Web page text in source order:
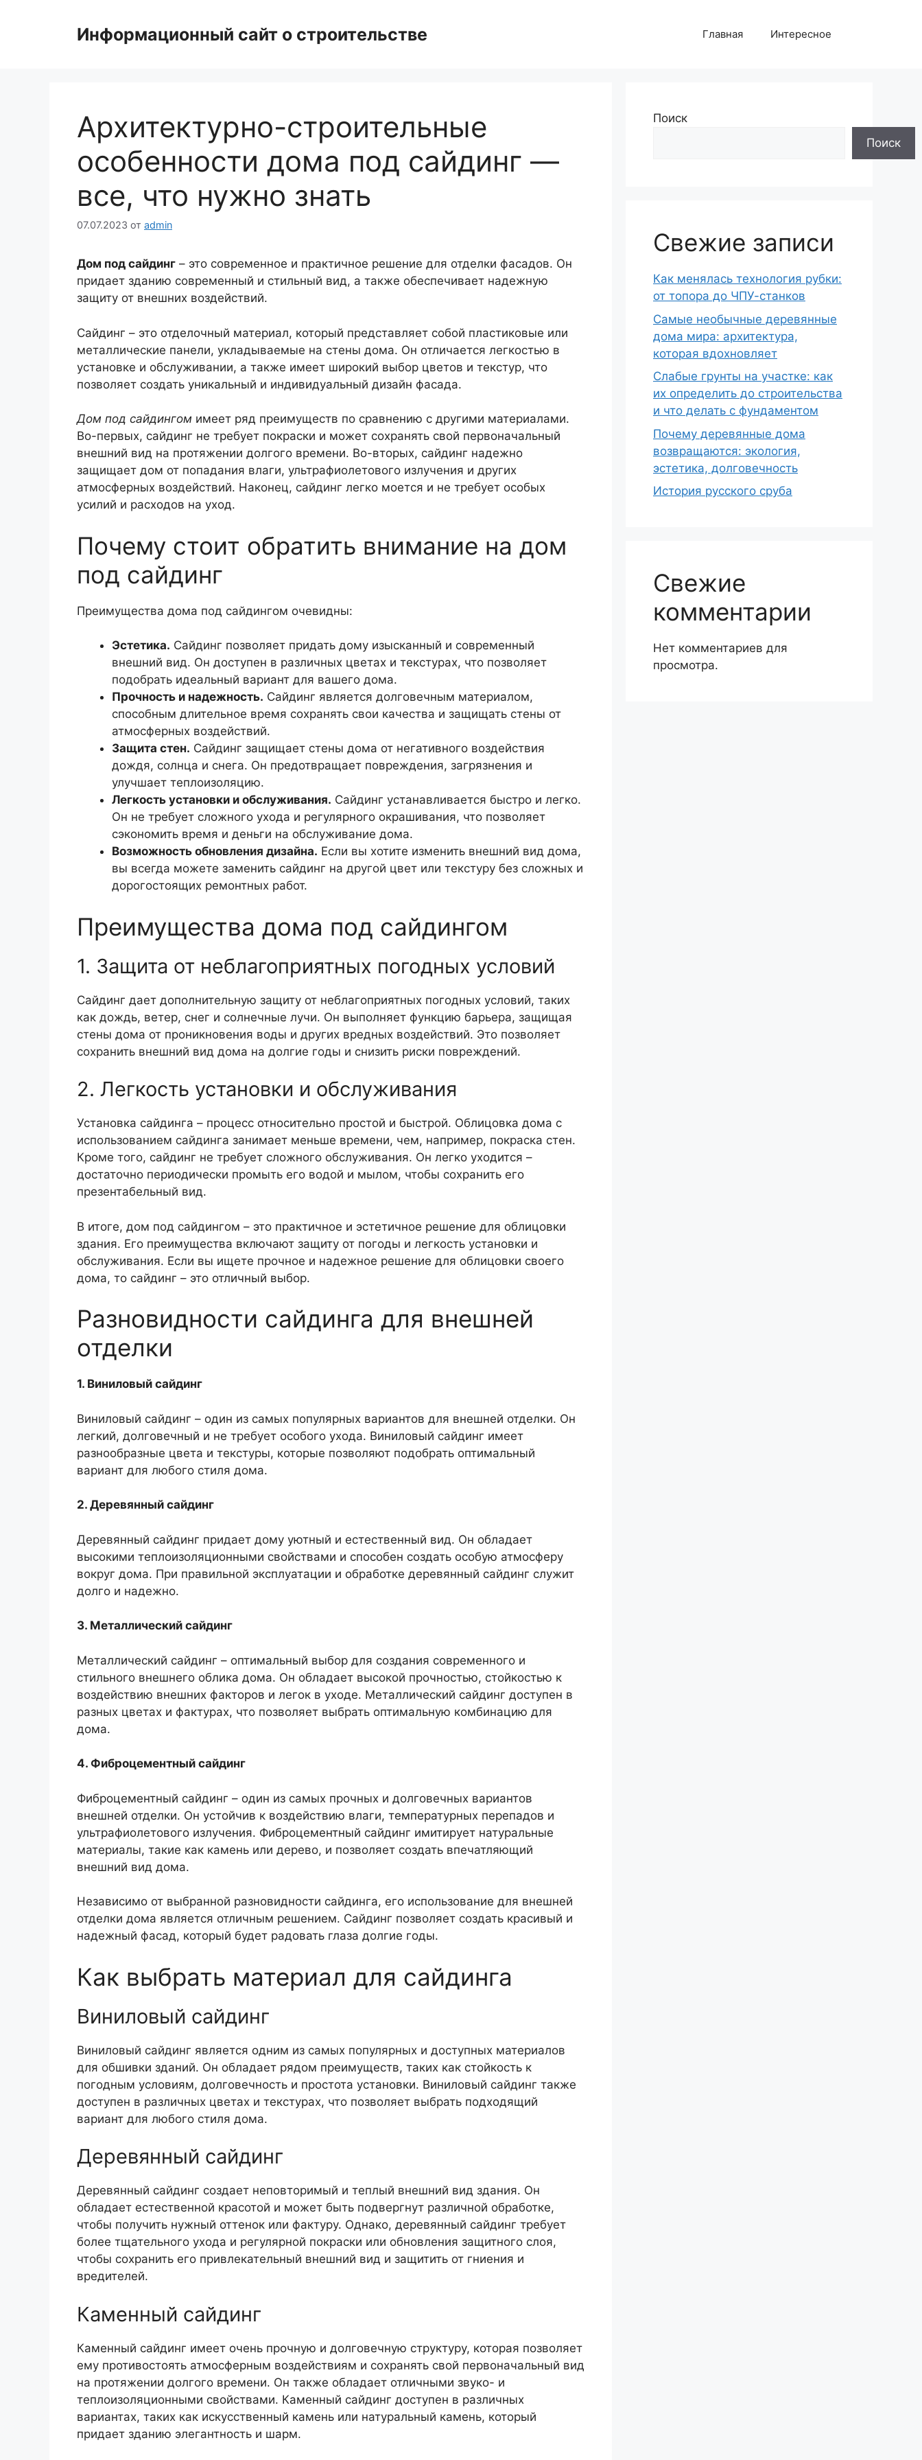
содержимомуИнформационный сайт о строительстве Главная Интересное
Архитектурно-строительные
особенности дома под сайдинг —
все, что нужно знать
07.07.2023 от admin
Дом под сайдинг – это современное и практичное решение для отделки фасадов. Он
придает зданию современный и стильный вид, а также обеспечивает надежную
защиту от внешних воздействий.
Сайдинг – это отделочный материал, который представляет собой пластиковые или
металлические панели, укладываемые на стены дома. Он отличается легкостью в
установке и обслуживании, а также имеет широкий выбор цветов и текстур, что
позволяет создать уникальный и индивидуальный дизайн фасада.
Дом под сайдингом имеет ряд преимуществ по сравнению с другими материалами.
Во-первых, сайдинг не требует покраски и может сохранять свой первоначальный
внешний вид на протяжении долгого времени. Во-вторых, сайдинг надежно
защищает дом от попадания влаги, ультрафиолетового излучения и других
атмосферных воздействий. Наконец, сайдинг легко моется и не требует особых
усилий и расходов на уход.
Почему стоит обратить внимание на дом
под сайдинг
Преимущества дома под сайдингом очевидны:
Эстетика. Сайдинг позволяет придать дому изысканный и современный
внешний вид. Он доступен в различных цветах и текстурах, что позволяет
подобрать идеальный вариант для вашего дома.
Прочность и надежность. Сайдинг является долговечным материалом,
способным длительное время сохранять свои качества и защищать стены от
атмосферных воздействий.
Защита стен. Сайдинг защищает стены дома от негативного воздействия
дождя, солнца и снега. Он предотвращает повреждения, загрязнения и
улучшает теплоизоляцию.
Легкость установки и обслуживания. Сайдинг устанавливается быстро и легко.
Он не требует сложного ухода и регулярного окрашивания, что позволяет
сэкономить время и деньги на обслуживание дома.
Возможность обновления дизайна. Если вы хотите изменить внешний вид дома,
вы всегда можете заменить сайдинг на другой цвет или текстуру без сложных и
дорогостоящих ремонтных работ.
Преимущества дома под сайдингом
1. Защита от неблагоприятных погодных условий
Сайдинг дает дополнительную защиту от неблагоприятных погодных условий, таких
как дождь, ветер, снег и солнечные лучи. Он выполняет функцию барьера, защищая
стены дома от проникновения воды и других вредных воздействий. Это позволяет
сохранить внешний вид дома на долгие годы и снизить риски повреждений.
2. Легкость установки и обслуживания
Установка сайдинга – процесс относительно простой и быстрой. Облицовка дома с
использованием сайдинга занимает меньше времени, чем, например, покраска стен.
Кроме того, сайдинг не требует сложного обслуживания. Он легко уходится –
достаточно периодически промыть его водой и мылом, чтобы сохранить его
презентабельный вид.
В итоге, дом под сайдингом – это практичное и эстетичное решение для облицовки
здания. Его преимущества включают защиту от погоды и легкость установки и
обслуживания. Если вы ищете прочное и надежное решение для облицовки своего
дома, то сайдинг – это отличный выбор.
Разновидности сайдинга для внешней
отделки
1. Виниловый сайдинг
Виниловый сайдинг – один из самых популярных вариантов для внешней отделки. Он
легкий, долговечный и не требует особого ухода. Виниловый сайдинг имеет
разнообразные цвета и текстуры, которые позволяют подобрать оптимальный
вариант для любого стиля дома.
2. Деревянный сайдинг
Деревянный сайдинг придает дому уютный и естественный вид. Он обладает
высокими теплоизоляционными свойствами и способен создать особую атмосферу
вокруг дома. При правильной эксплуатации и обработке деревянный сайдинг служит
долго и надежно.
3. Металлический сайдинг
Металлический сайдинг – оптимальный выбор для создания современного и
стильного внешнего облика дома. Он обладает высокой прочностью, стойкостью к
воздействию внешних факторов и легок в уходе. Металлический сайдинг доступен в
разных цветах и фактурах, что позволяет выбрать оптимальную комбинацию для
дома.
4. Фиброцементный сайдинг
Фиброцементный сайдинг – один из самых прочных и долговечных вариантов
внешней отделки. Он устойчив к воздействию влаги, температурных перепадов и
ультрафиолетового излучения. Фиброцементный сайдинг имитирует натуральные
материалы, такие как камень или дерево, и позволяет создать впечатляющий
внешний вид дома.
Независимо от выбранной разновидности сайдинга, его использование для внешней
отделки дома является отличным решением. Сайдинг позволяет создать красивый и
надежный фасад, который будет радовать глаза долгие годы.
Как выбрать материал для сайдинга
Виниловый сайдинг
Виниловый сайдинг является одним из самых популярных и доступных материалов
для обшивки зданий. Он обладает рядом преимуществ, таких как стойкость к
погодным условиям, долговечность и простота установки. Виниловый сайдинг также
доступен в различных цветах и текстурах, что позволяет выбрать подходящий
вариант для любого стиля дома.
Деревянный сайдинг
Деревянный сайдинг создает неповторимый и теплый внешний вид здания. Он
обладает естественной красотой и может быть подвергнут различной обработке,
чтобы получить нужный оттенок или фактуру. Однако, деревянный сайдинг требует
более тщательного ухода и регулярной покраски или обновления защитного слоя,
чтобы сохранить его привлекательный внешний вид и защитить от гниения и
вредителей.
Каменный сайдинг
Каменный сайдинг имеет очень прочную и долговечную структуру, которая позволяет
ему противостоять атмосферным воздействиям и сохранять свой первоначальный вид
на протяжении долгого времени. Он также обладает отличными звуко- и
теплоизоляционными свойствами. Каменный сайдинг доступен в различных
вариантах, таких как искусственный камень или натуральный камень, который
придает зданию элегантность и шарм.
Поиск
Поиск
Свежие записи
Как менялась технология рубки:
от топора до ЧПУ-станков
Самые необычные деревянные
дома мира: архитектура,
которая вдохновляет
Слабые грунты на участке: как
их определить до строительства
и что делать с фундаментом
Почему деревянные дома
возвращаются: экология,
эстетика, долговечность
История русского сруба
Свежие
комментарии
Нет комментариев для
просмотра.